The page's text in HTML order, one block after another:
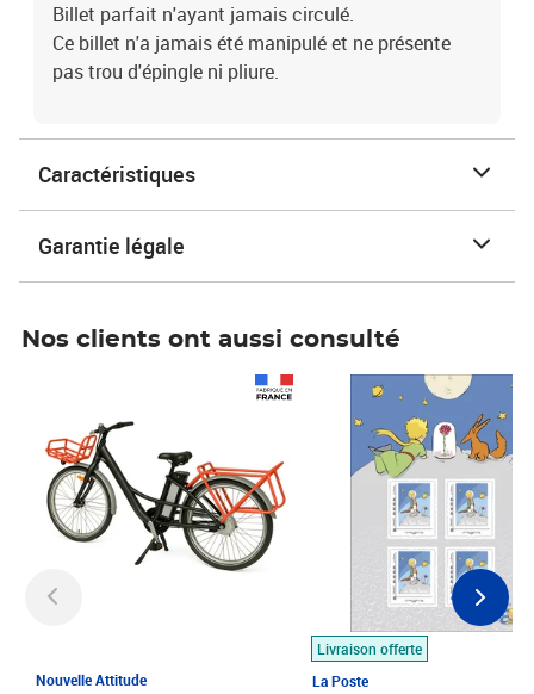
Billet parfait n'ayant jamais circulé.
Ce billet n'a jamais été manipulé et ne présente
pas trou d'épingle ni pliure.
Caractéristiques
Garantie légale
Nos clients ont aussi consulté
Nouvelle Attitude
Livraison offerte
La Poste
Prix 7,50€